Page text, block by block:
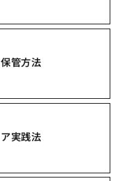
管方法
実践法